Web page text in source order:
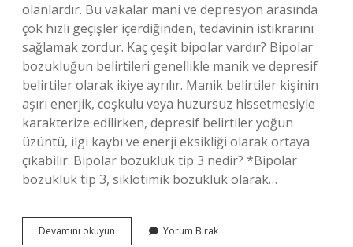
olanlardır. Bu vakalar mani ve depresyon arasında
çok hızlı geçişler içerdiğinden, tedavinin istikrarını
sağlamak zordur. Kaç çeşit bipolar vardır? Bipolar
bozukluğun belirtileri genellikle manik ve depresif
belirtiler olarak ikiye ayrılır. Manik belirtiler kişinin
aşırı enerjik, coşkulu veya huzursuz hissetmesiyle
karakterize edilirken, depresif belirtiler yoğun
üzüntü, ilgi kaybı ve enerji eksikliği olarak ortaya
çıkabilir. Bipolar bozukluk tip 3 nedir? *Bipolar
bozukluk tip 3, siklotimik bozukluk olarak…
Devamını okuyun
Kaç
Yorum Bırak